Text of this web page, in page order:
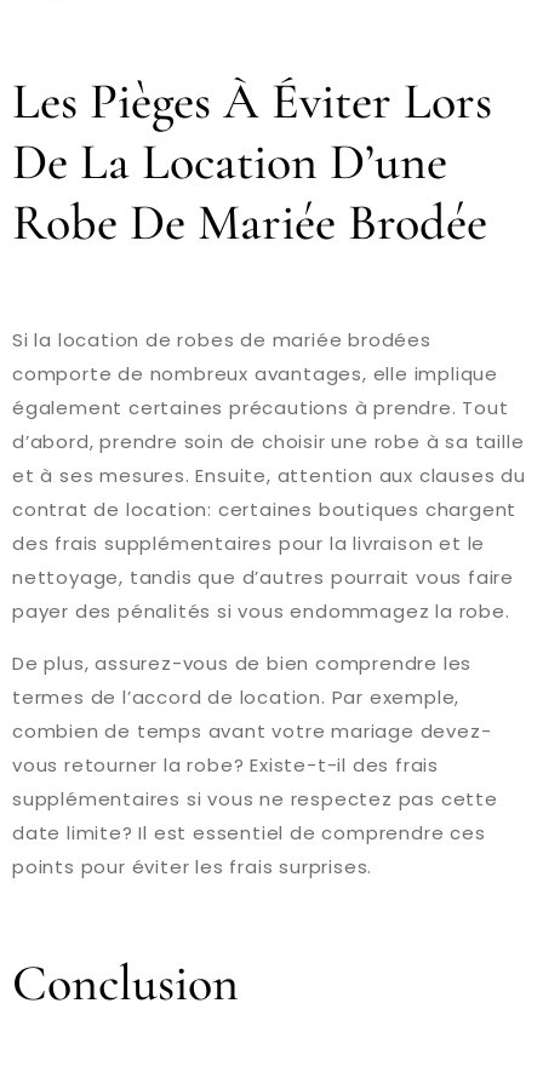
Les Pièges À Éviter Lors
De La Location D’une
Robe De Mariée Brodée
Si la location de robes de mariée brodées
comporte de nombreux avantages, elle implique
également certaines précautions à prendre. Tout
d’abord, prendre soin de choisir une robe à sa taille
et à ses mesures. Ensuite, attention aux clauses du
contrat de location: certaines boutiques chargent
des frais supplémentaires pour la livraison et le
nettoyage, tandis que d’autres pourrait vous faire
payer des pénalités si vous endommagez la robe.
De plus, assurez-vous de bien comprendre les
termes de l’accord de location. Par exemple,
combien de temps avant votre mariage devez-
vous retourner la robe? Existe-t-il des frais
supplémentaires si vous ne respectez pas cette
date limite? Il est essentiel de comprendre ces
points pour éviter les frais surprises.
Conclusion